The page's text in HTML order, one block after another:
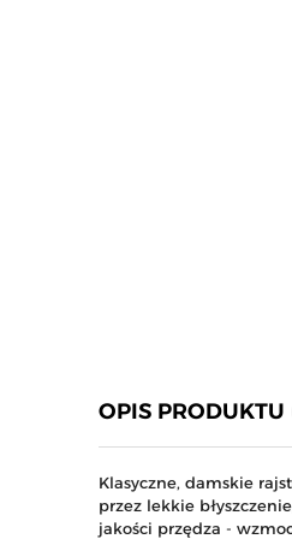
OPIS PRODUKTU
Klasyczne, damskie
przez lekkie
jakości przędza -